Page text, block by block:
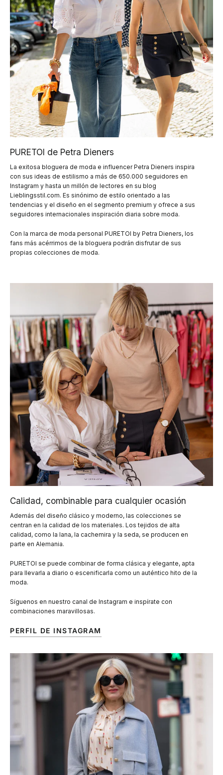
PURETOI de Petra Dieners
La exitosa bloguera de moda e influencer Petra Dieners inspira
con sus ideas de estilismo a más de 650.000 seguidores en
Instagram y hasta un millón de lectores en su blog
Lieblingsstil.com. Es sinónimo de estilo orientado a las
tendencias y el diseño en el segmento premium y ofrece a sus
seguidores internacionales inspiración diaria sobre moda.
Con la marca de moda personal PURETOI by Petra Dieners, los
fans más acérrimos de la bloguera podrán disfrutar de sus
propias colecciones de moda.
Calidad, combinable para cualquier ocasión
Además del diseño clásico y moderno, las colecciones se
centran en la calidad de los materiales. Los tejidos de alta
calidad, como la lana, la cachemira y la seda, se producen en
parte en Alemania.
PURETOI se puede combinar de forma clásica y elegante, apta
para llevarla a diario o escenificarla como un auténtico hito de la
moda.
Síguenos en nuestro canal de Instagram e inspírate con
combinaciones maravillosas.
PERFIL DE INSTAGRAM